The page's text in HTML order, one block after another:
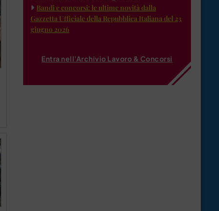
Bandi e concorsi: le ultime novità dalla
Gazzetta Ufficiale della Repubblica Italiana del 23
giugno 2026
Entra nell'Archivio Lavoro & Concorsi